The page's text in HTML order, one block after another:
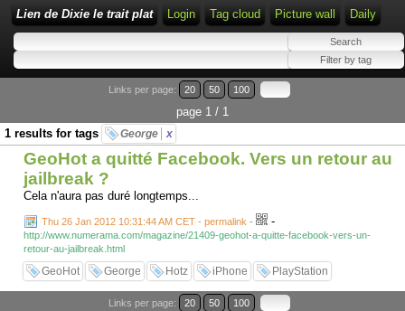
Lien de Dixie le trait plat Login Tag cloud Picture wall Daily
Links per page: 20 50 100
page 1 / 1
1 results for tags
George x
GeoHot a quitté Facebook. Vers un retour au
jailbreak ?
Cela n'aura pas duré longtemps...
Thu 26 Jan 2012 10:31:44 AM CET - permalink - -
http://www.numerama.com/magazine/21409-geohot-a-quitte-facebook-vers-un-
retour-au-jailbreak.html
GeoHot George Hotz iPhone PlayStation
Links per page: 20 50 100